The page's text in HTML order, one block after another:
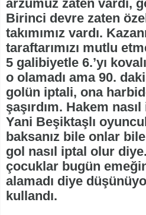
arzumuz zaten vardı,
Birinci devre zaten
takımımız vardı.
taraftarımızı mutlu
5 galibiyetle 6.’yı
o olamadı ama 90.
golün iptali, ona
şaşırdım. Hakem
Yani Beşiktaşlı
baksanız bile onlar
gol nasıl iptal olur
çocuklar bugün
alamadı diye
kullandı.